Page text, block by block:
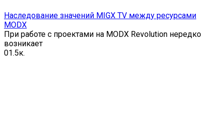
Наследование значений MIGX TV между ресурсами
MODX
При работе с проектами на MODX Revolution нередко
возникает
01.5к.